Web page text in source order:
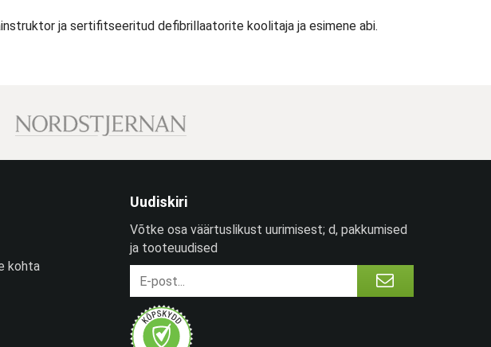
ja sertifitseeritud defibrillaatorite koolitaja ja esimene abi.
kohta
Uudiskiri
Võtke osa väärtuslikust uurimisest; d, pakkumised
ja tooteuudised